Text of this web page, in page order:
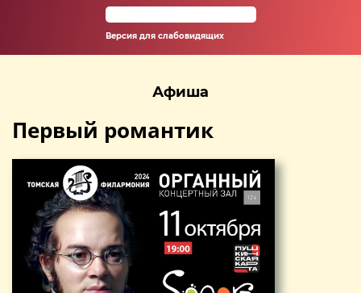
Версия для слабовидящих
Афиша
Первый романтик